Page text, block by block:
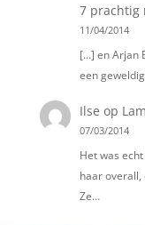
7 prachtig
11/04/2014
[…] en Arjan
een
Ilse op
07/03/2014
Het was
haar overall,
Ze…